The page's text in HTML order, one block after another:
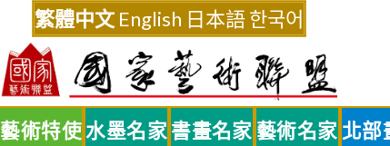
繁體中文 English 日本語한국어
藝術特使水墨名家 書畫名家 藝術名家 北部